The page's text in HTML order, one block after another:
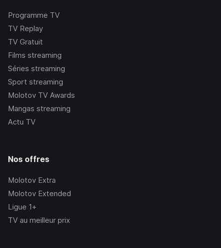
Programme TV
TV Replay
TV Gratuit
Films streaming
Séries streaming
Sport streaming
Molotov TV Awards
Mangas streaming
Actu TV
Nos offres
Molotov Extra
Molotov Extended
Ligue 1+
TV au meilleur prix